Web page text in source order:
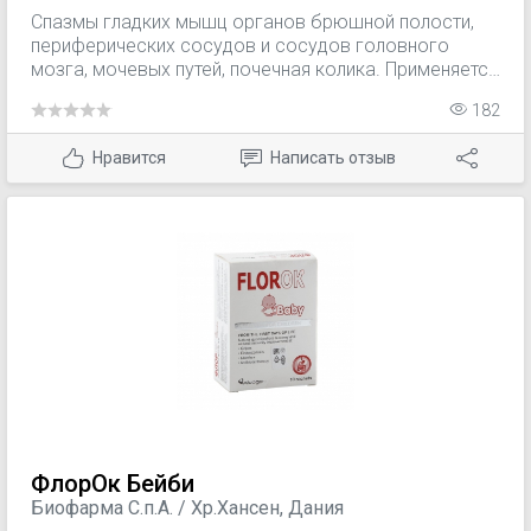
Спазмы гладких мышц органов брюшной полости,
периферических сосудов и сосудов головного
мозга, мочевых путей, почечная колика. Применяется
182
Нравится Написать отзыв
ФлорОк Бейби
Биофарма С.п.А. / Хр.Хансен, Дания